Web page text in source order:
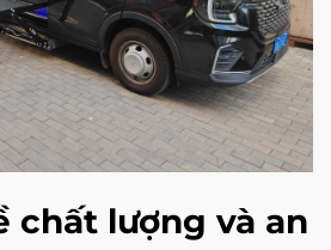
chất lượng và an